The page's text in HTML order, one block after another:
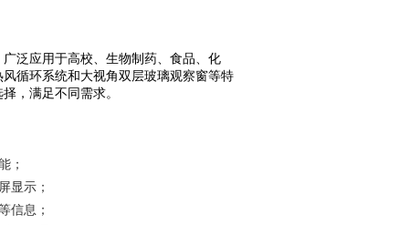
泛应用于高校、生物制药、食品、化
循环系统和大视角双层玻璃观察窗等特
，满足不同需求。
；
显示；
信息；